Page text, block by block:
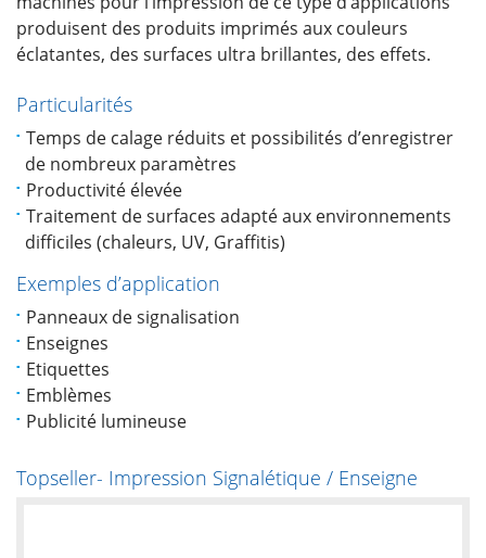
produisent des produits imprimés aux couleurs
éclatantes, des surfaces ultra brillantes, des effets.
Particularités
Temps de calage réduits et possibilités d’enregistrer
de nombreux paramètres
Productivité élevée
Traitement de surfaces adapté aux environnements
difficiles (chaleurs, UV, Graffitis)
Exemples d’application
Panneaux de signalisation
Enseignes
Etiquettes
Emblèmes
Publicité lumineuse
Topseller- Impression Signalétique / Enseigne